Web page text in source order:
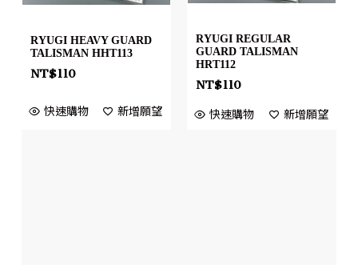
RYUGI HEAVY GUARD
TALISMAN HHT113
NT$110
快速購物 新增願望
RYUGI REGULAR
GUARD TALISMAN
HRT112
NT$110
快速購物 新增願望